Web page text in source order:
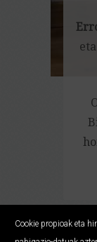
Cookie propioak eta